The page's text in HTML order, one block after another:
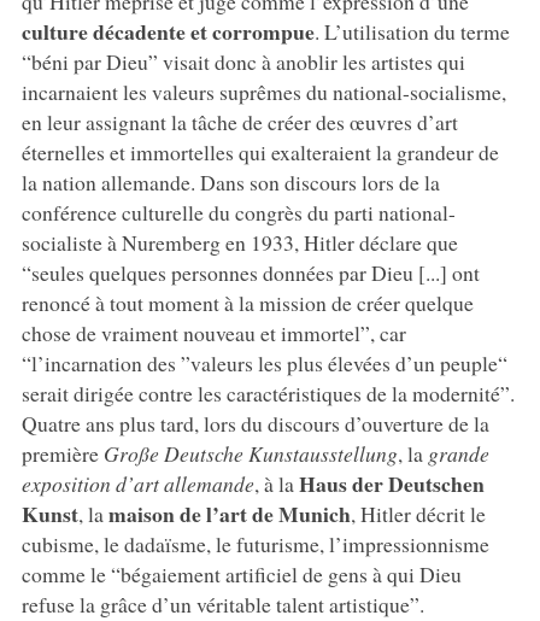
culture décadente et corrompue. L’utilisation du terme
“béni par Dieu” visait donc à anoblir les artistes qui
incarnaient les valeurs suprêmes du national-socialisme,
en leur assignant la tâche de créer des œuvres d’art
éternelles et immortelles qui exalteraient la grandeur de
la nation allemande. Dans son discours lors de la
conférence culturelle du congrès du parti national-
socialiste à Nuremberg en 1933, Hitler déclare que
“seules quelques personnes données par Dieu [...] ont
renoncé à tout moment à la mission de créer quelque
chose de vraiment nouveau et immortel”, car
“l’incarnation des ”valeurs les plus élevées d’un peuple“
serait dirigée contre les caractéristiques de la modernité”.
Quatre ans plus tard, lors du discours d’ouverture de la
première Große Deutsche Kunstausstellung, la grande
exposition d’art allemande, à laHaus der Deutschen
Kunst, lamaison de l’art de Munich, Hitler décrit le
cubisme, le dadaïsme, le futurisme, l’impressionnisme
comme le “bégaiement artificiel de gens à qui Dieu
refuse la grâce d’un véritable talent artistique”.